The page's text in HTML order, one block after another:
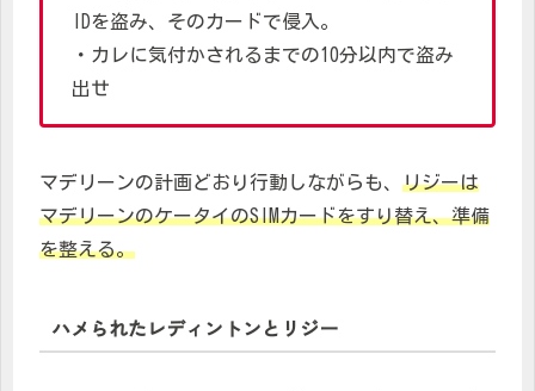
IDを盗み、そのカードで侵入。
・カレに気付かされるまでの10分以内で盗み
出せ
マデリーンの計画どおり行動しながらも、 リジーは
マデリーンのケータイのSIMカードをすり替え、準備
を整える。
ハメられたレディントンとリジー